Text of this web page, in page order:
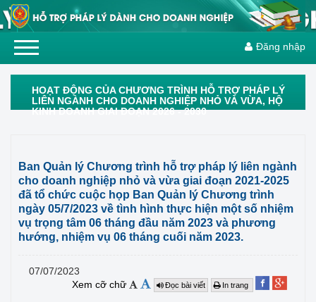
Đăng nhập
HOẠT ĐỘNG CỦA CHƯƠNG TRÌNH HỖ TRỢ PHÁP LÝ
LIÊN NGÀNH CHO DOANH NGHIỆP NHỎ VÀ VỪA, HỘ
KINH DOANH GIAI ĐOẠN 2026 - 2030
Ban Quản lý Chương trình hỗ trợ pháp lý liên ngành
cho doanh nghiệp nhỏ và vừa giai đoạn 2021-2025
đã tổ chức cuộc họp Ban Quản lý Chương trình
ngày 05/7/2023 về tình hình thực hiện một số nhiệm
vụ trọng tâm 06 tháng đầu năm 2023 và phương
hướng, nhiệm vụ 06 tháng cuối năm 2023.
07/07/2023
Xem cỡ chữ
Đọc bài viết In trang